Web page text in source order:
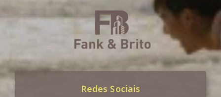
Redes Sociais